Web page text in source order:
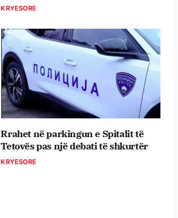
KRYESORE
Rrahet në parkingun e Spitalit të
Tetovës pas një debati të shkurtër
KRYESORE